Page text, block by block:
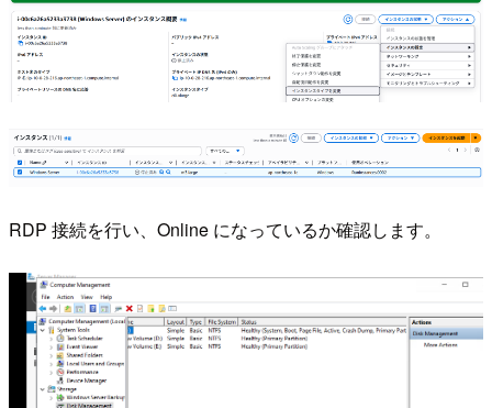
RDP 接続を行い、Online になっているか確認します。